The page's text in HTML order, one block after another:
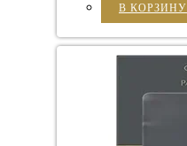
В КОРЗИНУ